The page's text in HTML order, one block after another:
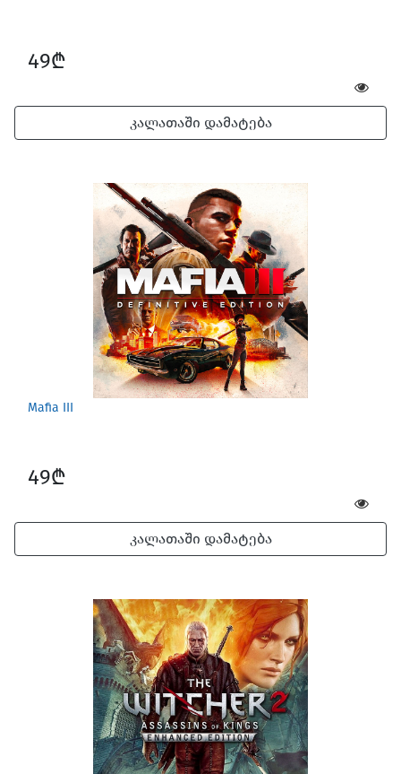
49₾
კალათაში დამატება
Mafia III
49₾
კალათაში დამატება